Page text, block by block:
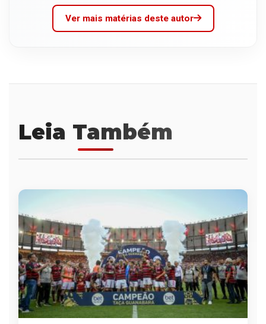
Ver mais matérias deste autor
Leia Também